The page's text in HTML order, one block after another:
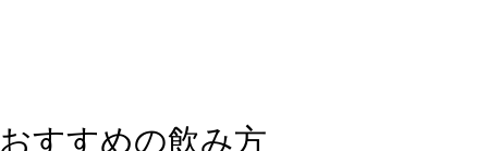
おすすめの飲み方